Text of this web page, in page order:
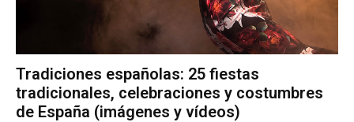
Tradiciones españolas: 25 fiestas
tradicionales, celebraciones y costumbres
de España (imágenes y vídeos)